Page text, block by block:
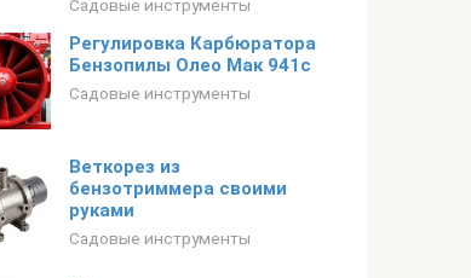
Садовые инструменты
Регулировка Карбюратора
Бензопилы Олео Мак 941с
Садовые инструменты
Веткорез из
бензотриммера своими
руками
Садовые инструменты